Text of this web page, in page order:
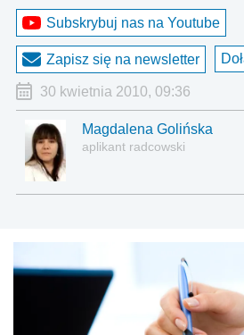
Subskrybuj nas na Youtube
Zapisz się na newsletter
30 kwietnia 2010, 09:36
Magdalena Golińska
aplikant radcowski